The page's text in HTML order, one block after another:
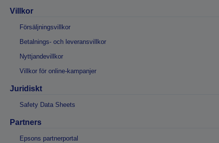
Villkor
Försäljningsvillkor
Betalnings- och leveransvillkor
Nyttjandevillkor
Villkor för online-kampanjer
Juridiskt
Safety Data Sheets
Partners
Epsons partnerportal